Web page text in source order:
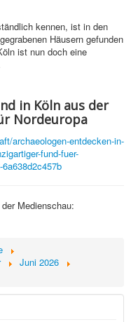
kennen, ist in den
Häusern gefunden
ist nun doch eine
in Köln aus der
Nordeuropa
archaeologen-entdecken-in-
fund-fuer-
6a638d2c457b
Medienschau:
Juni 2026